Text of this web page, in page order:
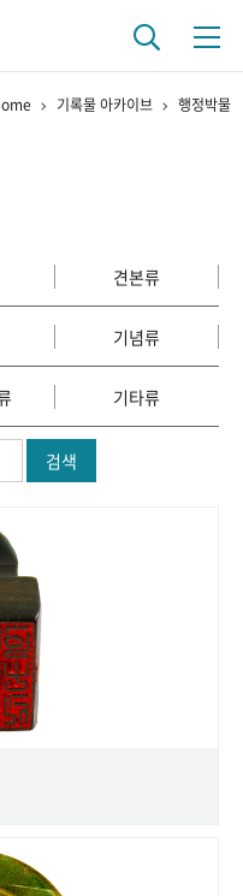
연구자들
박물 영상 기록물
+1
기록물 아카이브 행정박물
견본류
기념류
기타류
검색